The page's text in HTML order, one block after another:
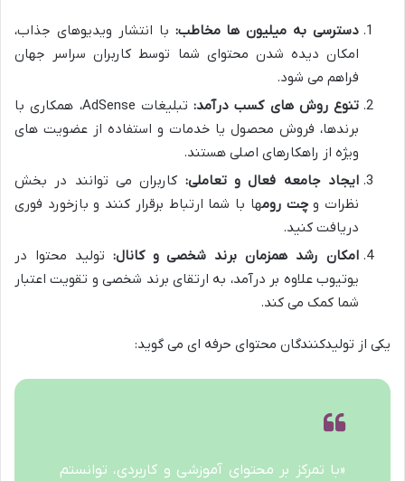
دسترسی به میلیون ها مخاطب: با انتشار ویدیوهای جذاب،
امکان دیده شدن محتوای شما توسط کاربران سراسر جهان
فراهم می شود.
تنوع روش های کسب درآمد:
تبلیغات AdSense، همکاری با
برندها، فروش محصول یا خدمات و استفاده از عضویت های
ویژه از راهکارهای اصلی هستند.
ایجاد جامعه فعال و تعاملی: کاربران می توانند در بخش
نظرات وچت رومها با شما ارتباط برقرار کنند و بازخورد فوری
دریافت کنید.
امکان رشد همزمان برند شخصی و کانال: تولید محتوا در
یوتیوب علاوه بر درآمد، به ارتقای برند شخصی و تقویت اعتبار
شما کمک می کند.
یکی از تولیدکنندگان محتوای حرفه ای می گوید:
«با تمرکز بر محتوای آموزشی و کاربردی، توانستم